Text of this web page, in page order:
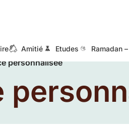
Amitié Etudes Ramadan
personnalisée